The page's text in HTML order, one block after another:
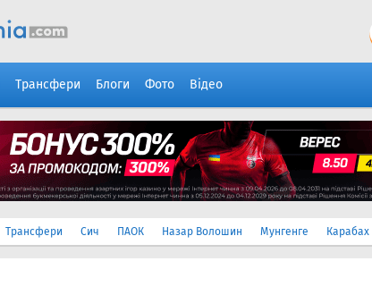
Трансфери Блоги Фото Відео
Трансфери Сич ПАОК Назар Волошин Мунгенге Карабах